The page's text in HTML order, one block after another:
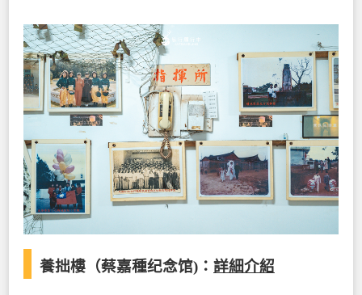
養拙樓（蔡嘉種纪念馆)： 詳細介紹